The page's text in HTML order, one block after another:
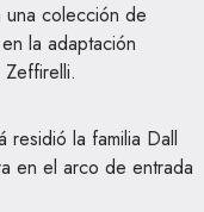
una colección de
la adaptación
residió la familia Dall
en el arco de entrada